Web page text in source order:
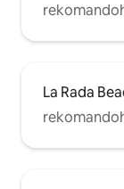
La Rada